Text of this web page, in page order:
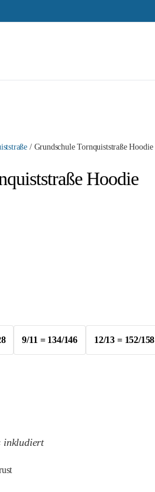
/ Grundschule Tornquiststraße Hoodie
Hoodie
9/11 = 134/146 12/13 = 152/158
inkludiert